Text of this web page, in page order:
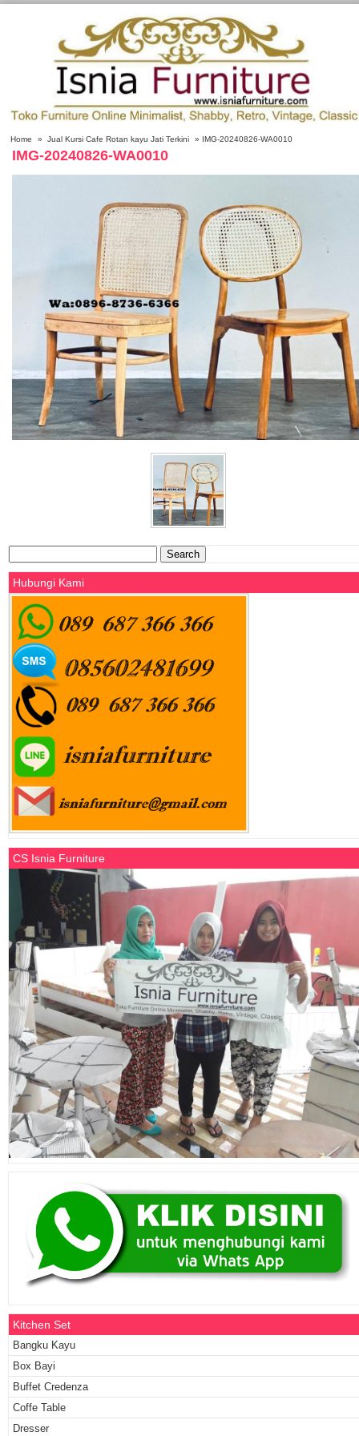
Home » Jual Kursi Cafe Rotan kayu Jati Terkini » IMG-20240826-WA0010
IMG-20240826-WA0010
for:
Hubungi Kami
CS Isnia Furniture
Kitchen Set
Bangku Kayu
Box Bayi
Buffet Credenza
Coffe Table
Dresser